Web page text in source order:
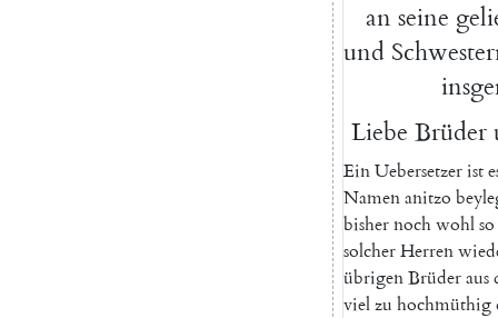
an seine
und
Liebe Brüder
EinUebersetzerist
Namenanitzo
bishernochwohlso
solcherHerren
übrigenBrüderaus
vielzu hochmüthig